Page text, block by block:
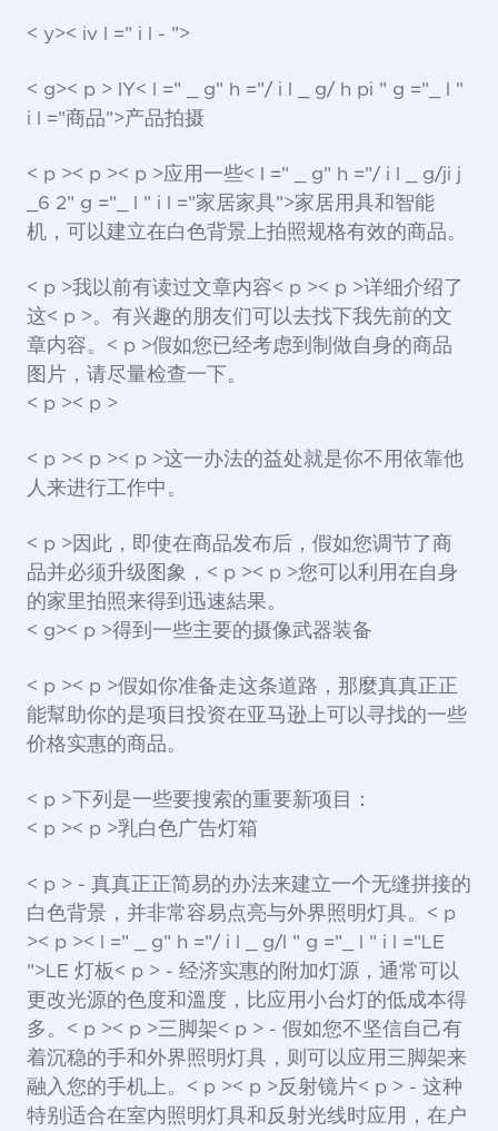
< y>< iv l =" i l - ">
< g>< p > IY< l =" _ g" h ="/ i l _ g/ h pi " g ="_ l "
i l ="商品">产品拍摄
< p >< p >< p >应用一些< l =" _ g" h ="/ i l _ g/ji j
_6 2" g ="_ l " i l ="家居家具">家居用具和智能
机，可以建立在白色背景上拍照规格有效的商品。
< p >我以前有读过文章内容< p >< p >详细介绍了
这< p >。有兴趣的朋友们可以去找下我先前的文
章内容。< p >假如您已经考虑到制做自身的商品
图片，请尽量检查一下。
< p >< p >
< p >< p >< p >这一办法的益处就是你不用依靠他
人来进行工作中。
< p >因此，即使在商品发布后，假如您调节了商
品并必须升级图象，< p >< p >您可以利用在自身
的家里拍照来得到迅速結果。
< g>< p >得到一些主要的摄像武器装备
< p >< p >假如你准备走这条道路，那麼真真正正
能幫助你的是项目投资在亚马逊上可以寻找的一些
价格实惠的商品。
< p >下列是一些要搜索的重要新项目：
< p >< p >乳白色广告灯箱
< p > - 真真正正简易的办法来建立一个无缝拼接的
白色背景，并非常容易点亮与外界照明灯具。< p
>< p >< l =" _ g" h ="/ i l _ g/l " g ="_ l " i l ="LE
">LE 灯板< p > - 经济实惠的附加灯源，通常可以
更改光源的色度和溫度，比应用小台灯的低成本得
多。< p >< p >三脚架< p > - 假如您不坚信自己有
着沉稳的手和外界照明灯具，则可以应用三脚架来
融入您的手机上。< p >< p >反射镜片< p > - 这种
特别适合在室内照明灯具和反射光线时应用，在户